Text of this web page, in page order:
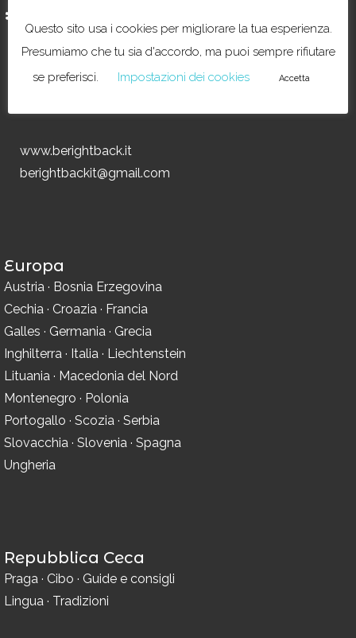
*Be Right Back
www.berightback.it
berightbackit@gmail.com
Europa
Austria · Bosnia Erzegovina
Cechia · Croazia · Francia
Galles · Germania · Grecia
Inghilterra · Italia · Liechtenstein
Lituania · Macedonia del Nord
Montenegro · Polonia
Portogallo · Scozia · Serbia
Slovacchia · Slovenia · Spagna
Ungheria
Repubblica Ceca
Praga · Cibo · Guide e consigli
Lingua · Tradizioni
Questo sito usa i cookies per migliorare la tua esperienza.
Presumiamo che tu sia d'accordo, ma puoi sempre rifiutare
se preferisci.
Impostazioni dei cookies Accetta